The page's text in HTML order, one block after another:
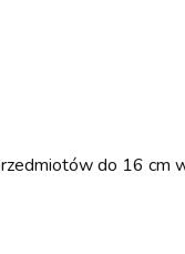
do 16 cm